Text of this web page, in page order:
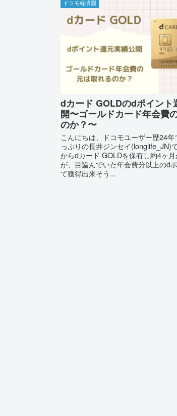
ドコモ経済圏
dカード GOLDのdポイント
開〜ゴールドカード年会費
のか？〜
こんにちは、ドコモユーザー歴24
っぷりの長井ジンセイ(longlife_JN)
からdカード GOLDを保有し約4ヶ
が、目論んでいた年会費分以上のd
て獲得出来そう...